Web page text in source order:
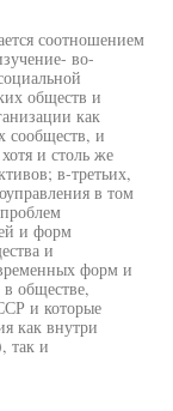
соотношением
во-
обществ и
как
сообществ, и
и столь же
в-третьих,
в том
и форм
и
форм и
обществе,
и которые
как внутри
так и